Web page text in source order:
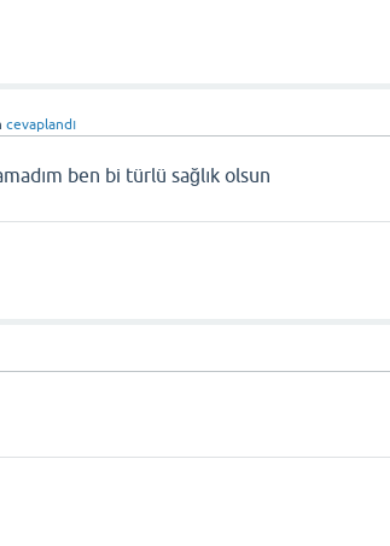
cevaplandı
ben bi türlü sağlık olsun